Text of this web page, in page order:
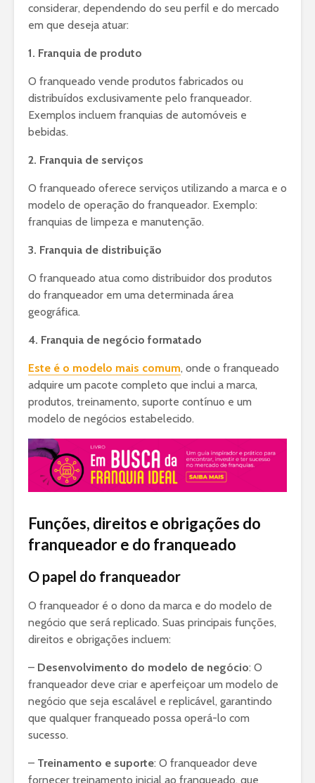
considerar, dependendo do seu perfil e do mercado
em que deseja atuar:
1. Franquia de produto
O franqueado vende produtos fabricados ou
distribuídos exclusivamente pelo franqueador.
Exemplos incluem franquias de automóveis e
bebidas.
2. Franquia de serviços
O franqueado oferece serviços utilizando a marca e o
modelo de operação do franqueador. Exemplo:
franquias de limpeza e manutenção.
3. Franquia de distribuição
O franqueado atua como distribuidor dos produtos
do franqueador em uma determinada área
geográfica.
4. Franquia de negócio formatado
Este é o modelo mais comum, onde o franqueado
adquire um pacote completo que inclui a marca,
produtos, treinamento, suporte contínuo e um
modelo de negócios estabelecido.
Funções, direitos e obrigações do
franqueador e do franqueado
O papel do franqueador
O franqueador é o dono da marca e do modelo de
negócio que será replicado. Suas principais funções,
direitos e obrigações incluem:
– Desenvolvimento do modelo de negócio: O
franqueador deve criar e aperfeiçoar um modelo de
negócio que seja escalável e replicável, garantindo
que qualquer franqueado possa operá-lo com
sucesso.
– Treinamento e suporte: O franqueador deve
fornecer treinamento inicial ao franqueado, que